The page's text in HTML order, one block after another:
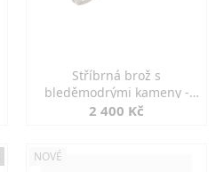
Stříbrná brož s
bleděmodrými kameny -
jemná elegance
2 400 Kč
NOVÉ